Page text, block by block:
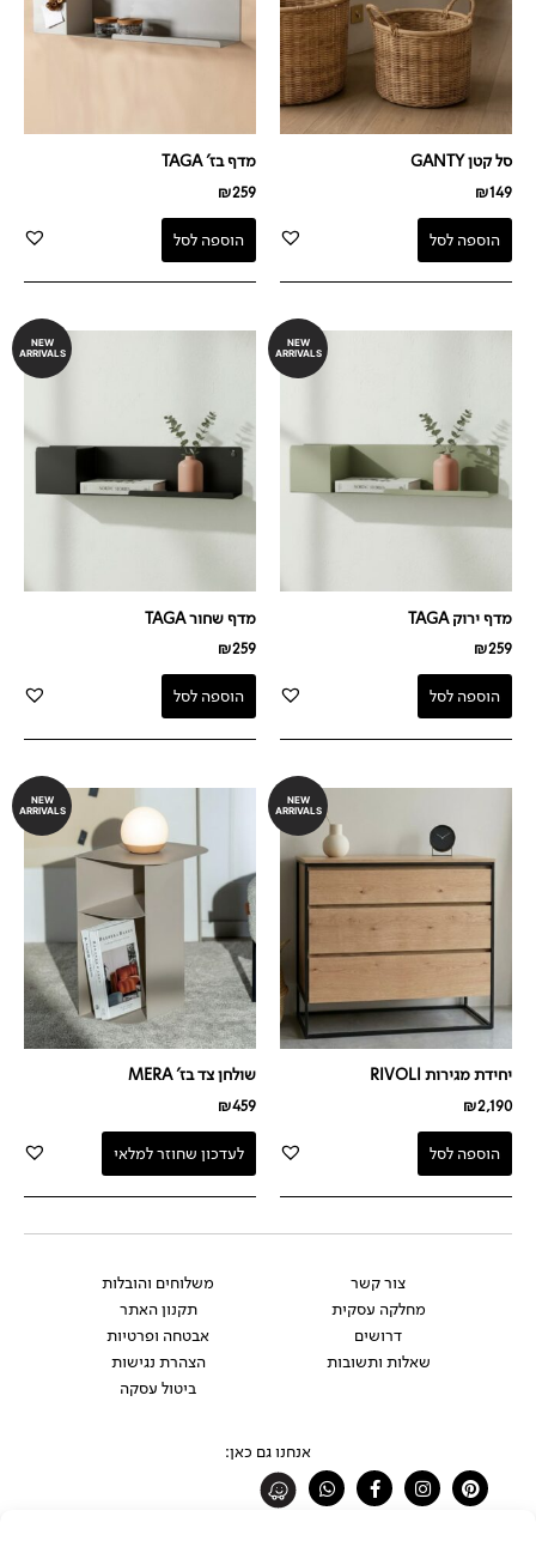
סל קטן GANTY
₪149
הוספה לסל
מדף בז' TAGA
₪259
הוספה לסל
NEW
ARRIVALS
מדף ירוק TAGA
₪259
הוספה לסל
NEW
ARRIVALS
מדף שחור TAGA
₪259
הוספה לסל
NEW
ARRIVALS
יחידת מגירות RIVOLI
₪2,190
הוספה לסל
NEW
ARRIVALS
שולחן צד בז' MERA
₪459
לעדכון שחוזר למלאי
צור קשר
מחלקה עסקית
דרושים
שאלות ותשובות
משלוחים והובלות
תקנון האתר
אבטחה ופרטיות
הצהרת נגישות
ביטול עסקה
אנחנו גם כאן:
Pinterest
Instagram
Facebook-
f
Whatsapp